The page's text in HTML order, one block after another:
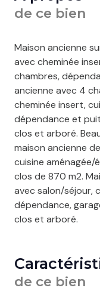
de ce bien
Maison ancienne
avec cheminée
chambres,
ancienne avec 4
cheminée insert,
dépendance et
clos et arboré.
maison ancienne
cuisine
clos de 870 m2.
avec salon/séjour,
dépendance,
clos et arboré.
de ce bien